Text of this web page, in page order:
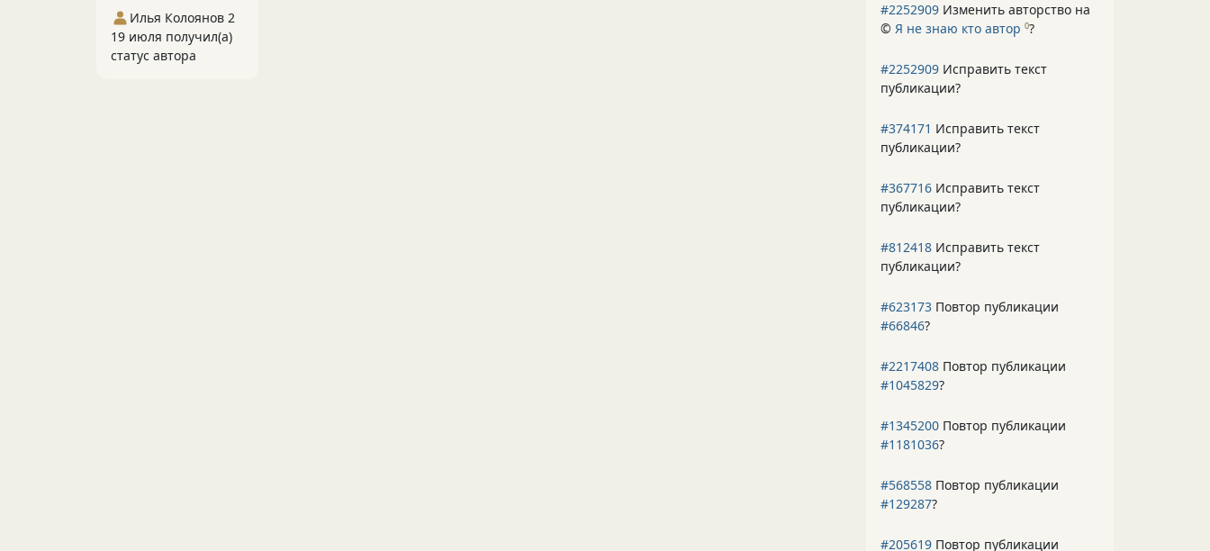
#2252909 Изменить авторство на
© Я не знаю кто автор 0?
#2252909 Исправить текст
публикации?
#374171 Исправить текст
публикации?
#367716 Исправить текст
публикации?
#812418 Исправить текст
публикации?
#623173 Повтор публикации
#66846?
#2217408 Повтор публикации
#1045829?
#1345200 Повтор публикации
#1181036?
#568558 Повтор публикации
#129287?
#205619 Повтор публикации
Илья Колоянов 2
19 июля получил(а)
статус автора